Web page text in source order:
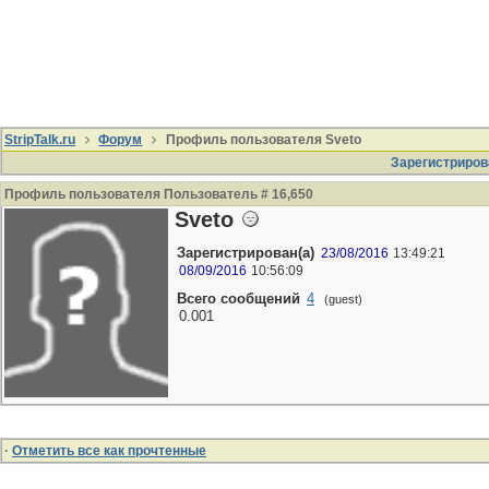
StripTalk.ru Форум
Профиль пользователя Sveto
Профиль пользователя Пользователь # 16,650
Sveto
Зарегистрирован(а) 23/08/2016 13:49:21
08/09/2016 10:56:09
Всего сообщений 4 (guest)
0.001
· Отметить все как прочтенные